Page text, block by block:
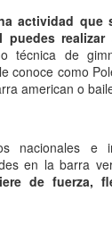
actividad que
realizar
técnica de
conoce como
american o
nacionales e
en la barra
de fuerza,